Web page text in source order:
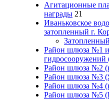
Агитационные
награды 21
Иваньковское
затопленный г.
Район шлюза №1
гидросооружений
Район шлюза №2
Район шлюза №3
Район шлюза №4
Район шлюза №5